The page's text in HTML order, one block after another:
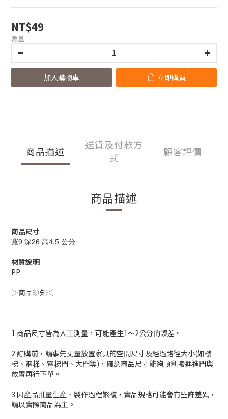
NT$49
數量
加入購物車 立即購買
商品描述
送貨及付款方
式
顧客評價
商品描述
商品尺寸
寬9 深26 高4.5 公分
材質說明
PP
▷商品須知◁
1.商品尺寸皆為人工測量，可能產生1～2公分的誤差。
2.訂購前，請事先丈量放置家具的空間尺寸及經過路徑大小(如樓
梯、電梯、電梯門、大門等)，確認商品尺寸能夠順利搬運進門與
放置再行下單。
3.因產品批量生產、製作過程繁複，實品規格可能會有些許差異，
請以實際商品為主。